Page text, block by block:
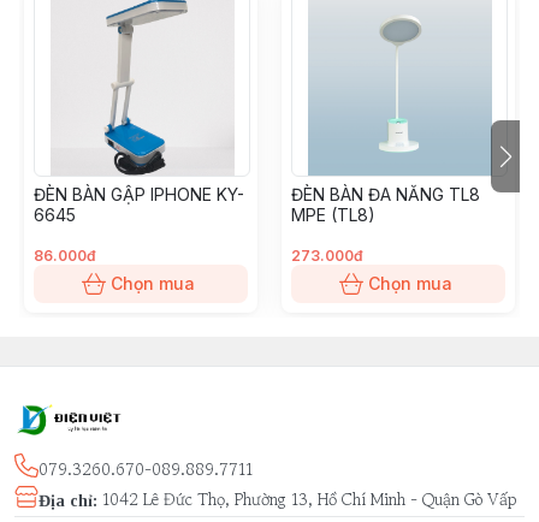
ĐÈN BÀN GẬP IPHONE KY-
6645
86.000đ
Chọn mua
ĐÈN BÀN ĐA NĂNG TL8
MPE (TL8)
273.000đ
Chọn mua
079.3260.670-089.889.7711
Địa chỉ: 1042 Lê Đức Thọ, Phường 13, Hồ Chí Minh - Quận Gò Vấp